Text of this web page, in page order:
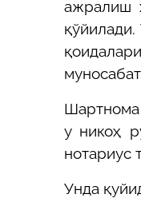
ажралиш
Шартнома
у никоҳ
нотариус
Унда